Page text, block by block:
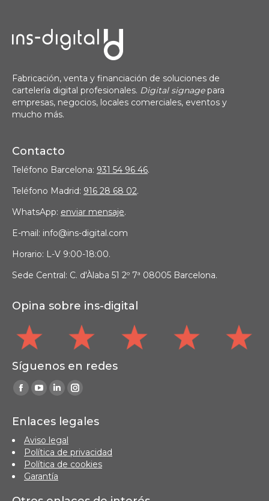
Fabricación, venta y financiación de soluciones de
cartelería digital profesionales. Digital signage para
empresas, negocios, locales comerciales, eventos y
mucho más.
Contacto
Teléfono Barcelona: 931 54 96 46.
Teléfono Madrid: 916 28 68 02.
WhatsApp: enviar mensaje.
E-mail: info@ins-digital.com
Horario: L-V 9:00-18:00.
Sede Central: C. d'Àlaba 51 2º 7ª 08005 Barcelona.
Opina sobre ins-digital
Síguenos en redes
Find us on:
Facebook
opens
in
new
window
YouTube
opens
in
new
window
Linkedin
opens
in
new
window
Instagram
opens
new
Enlaces legales
Aviso legal
Política de privacidad
Política de cookies
Garantía